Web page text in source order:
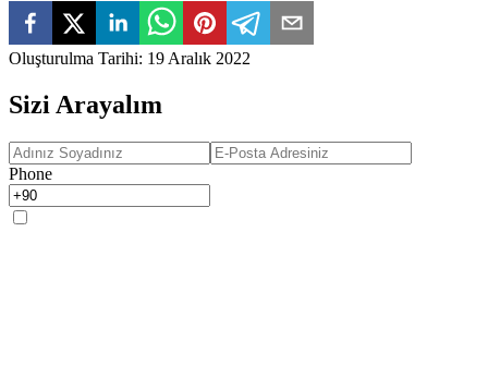
Oluşturulma Tarihi: 19 Aralık 2022
Sizi Arayalım
Phone